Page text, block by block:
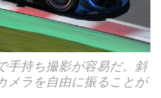
手持ち撮影が容易だ。斜
メラを自由に振ることが